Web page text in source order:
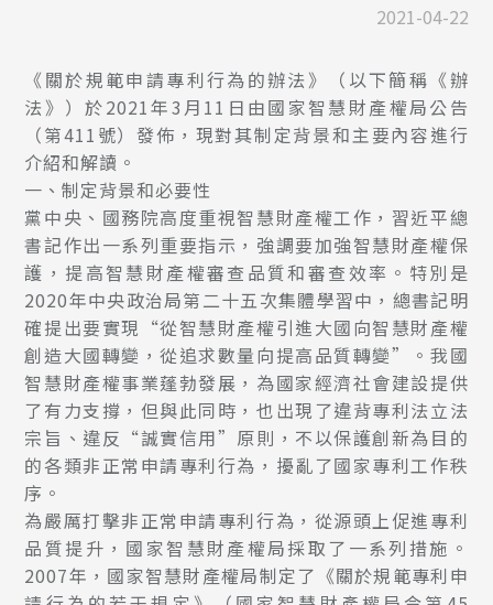
2021-04-22
《關於規範申請專利行為的辦法》（以下簡稱《辦
法》）於2021年3月11日由國家智慧財產權局公告
（第411號）發佈，現對其制定背景和主要內容進行
介紹和解讀。
一、制定背景和必要性
黨中央、國務院高度重視智慧財產權工作，習近平總
書記作出一系列重要指示，強調要加強智慧財產權保
護，提高智慧財產權審查品質和審查效率。特別是
2020年中央政治局第二十五次集體學習中，總書記明
確提出要實現“從智慧財產權引進大國向智慧財產權
創造大國轉變，從追求數量向提高品質轉變”。我國
智慧財產權事業蓬勃發展，為國家經濟社會建設提供
了有力支撐，但與此同時，也出現了違背專利法立法
宗旨、違反“誠實信用”原則，不以保護創新為目的
的各類非正常申請專利行為，擾亂了國家專利工作秩
序。
為嚴厲打擊非正常申請專利行為，從源頭上促進專利
品質提升，國家智慧財產權局採取了一系列措施。
2007年，國家智慧財產權局制定了《關於規範專利申